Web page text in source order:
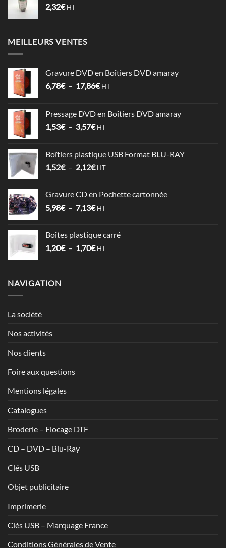
2,32€ HT
MEILLEURS VENTES
Gravure DVD en Boîtiers DVD amaray
6,78€ – 17,86€Plage
6,78€
à
HT
Pressage DVD en Boîtiers DVD amaray
1,53€ – 3,57€Plage
1,53€
à
HT
Boîtiers plastique USB Format BLU-RAY
1,52€ – 2,12€Plage
1,52€
à
HT
Gravure CD en Pochette cartonnée
5,98€ – 7,13€Plage
5,98€
à
HT
Boîtes plastique carré
1,20€ – 1,70€Plage
HT
NAVIGATION
La société
Nos activités
Nos clients
Foire aux questions
Mentions légales
Catalogues
Broderie – Flocage DTF
CD – DVD – Blu-Ray
Clés USB
Objet publicitaire
Imprimerie
Clés USB – Marquage France
Conditions Générales de Vente